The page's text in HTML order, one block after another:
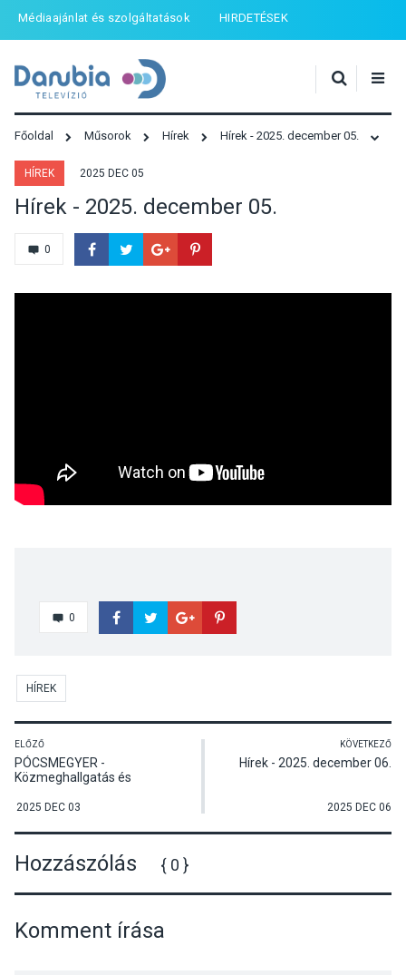
Médiaajánlat és szolgáltatások HIRDETÉSEK
Főoldal Műsorok Hírek Hírek - 2025. december 05.
HÍREK 2025 DEC 05
Hírek - 2025. december 05.
0
0
HÍREK
ELŐZŐ
PÓCSMEGYER -
Közmeghallgatás és
2025 DEC 03
KÖVETKEZŐ
Hírek - 2025. december 06.
2025 DEC 06
Hozzászólás { 0 }
Komment írása